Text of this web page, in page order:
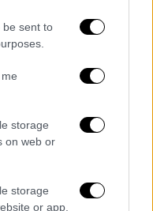
be sent to
storage
on web or
storage
or app.
δουλειές τους
είναι αληθές»,
μηνών διέταξε
στο ρωσικό
πρώτο από τους
συνελήφθησαν
δυνάμεις στο